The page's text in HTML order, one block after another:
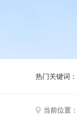
热门关键词：
当前位置：